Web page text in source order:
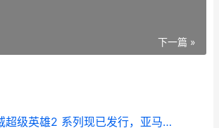
下一篇 »
MTG 乐高漫威超级英雄2 系列现已发行，亚马逊大促优惠现已开启 乐高漫威超级